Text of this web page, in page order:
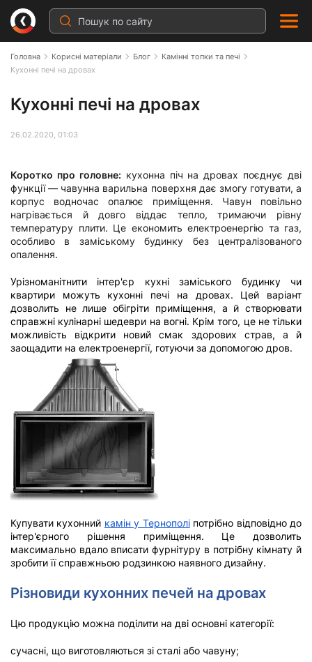
Головна Корисні матеріали Блог
Камінні топки та печі
Кухонні печі на дровах
Кухонні печі на дровах
26.02.2020, 01:03
Коротко про головне: кухонна піч на дровах поєднує дві
функції — чавунна варильна поверхня дає змогу готувати, а
корпус водночас опалює приміщення. Чавун повільно
нагрівається й довго віддає тепло, тримаючи рівну
температуру плити. Це економить електроенергію та газ,
особливо в заміському будинку без централізованого
опалення.
Урізноманітнити інтер'єр кухні заміського будинку чи
квартири можуть кухонні печі на дровах. Цей варіант
дозволить не лише обігріти приміщення, а й створювати
справжні кулінарні шедеври на вогні. Крім того, це не тільки
можливість відкрити новий смак здорових страв, а й
заощадити на електроенергії, готуючи за допомогою дров.
Купувати кухонний камін у Тернополіпотрібно відповідно до
інтер'єрного рішення приміщення. Це дозволить
максимально вдало вписати фурнітуру в потрібну кімнату й
зробити її справжньою родзинкою наявного дизайну.
Різновиди кухонних печей на дровах
Цю продукцію можна поділити на дві основні категорії:
сучасні, що виготовляються зі сталі або чавуну;